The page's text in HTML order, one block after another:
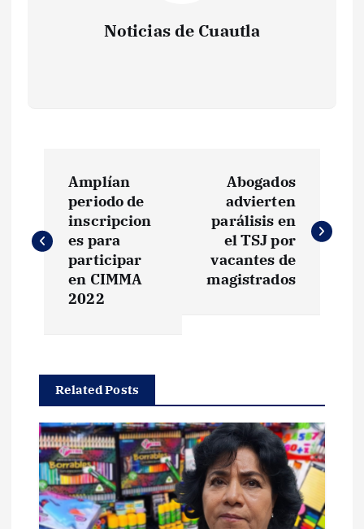
Noticias de Cuautla
v
a
c
ó
Amplían
periodo de
inscripcion
es para
participar
en CIMMA
2022
Abogados
advierten
parálisis en
el TSJ por
vacantes de
magistrados
Related Posts